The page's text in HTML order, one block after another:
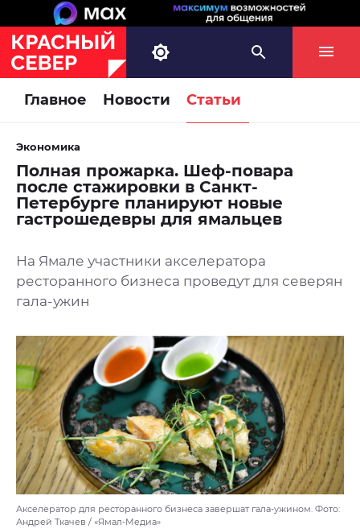
Главное Новости Статьи
Экономика
Полная прожарка. Шеф-повара
после стажировки в Санкт-
Петербурге планируют новые
гастрошедевры для ямальцев
На Ямале участники акселератора
ресторанного бизнеса проведут для северян
гала-ужин
Акселератор для ресторанного бизнеса завершат гала-ужином. Фото:
Андрей Ткачев / «Ямал-Медиа»